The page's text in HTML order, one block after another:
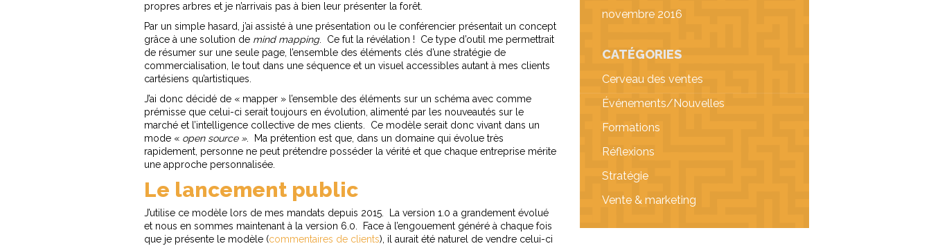
propres arbres et je n’arrivais pas à bien leur présenter la forêt.
Par un simple hasard, j’ai assisté à une présentation ou le conférencier présentait un concept
grâce à une solution de mind mapping. Ce fut la révélation ! Ce type d’outil me permettrait
de résumer sur une seule page, l’ensemble des éléments clés d’une stratégie de
commercialisation, le tout dans une séquence et un visuel accessibles autant à mes clients
cartésiens qu’artistiques.
J’ai donc décidé de « mapper » l’ensemble des éléments sur un schéma avec comme
prémisse que celui-ci serait toujours en évolution, alimenté par les nouveautés sur le
marché et l’intelligence collective de mes clients. Ce modèle serait donc vivant dans un
mode « open source ». Ma prétention est que, dans un domaine qui évolue très
rapidement, personne ne peut prétendre posséder la vérité et que chaque entreprise mérite
une approche personnalisée.
Le lancement public
J’utilise ce modèle lors de mes mandats depuis 2015. La version 1.0 a grandement évolué
et nous en sommes maintenant à la version 6.0. Face à l’engouement généré à chaque fois
que je présente le modèle (commentaires de clients), il aurait été naturel de vendre celui-ci
novembre 2016
CATÉGORIES
Cerveau des ventes
Événements/Nouvelles
Formations
Réflexions
Stratégie
Vente & marketing